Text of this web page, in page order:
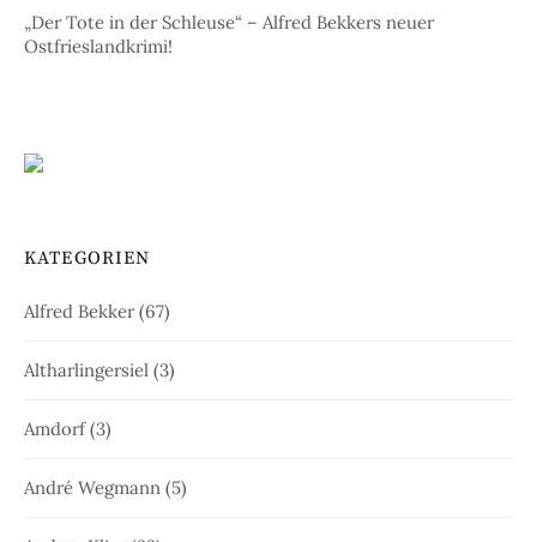
„Der Tote in der Schleuse“ – Alfred Bekkers neuer
Ostfrieslandkrimi!
KATEGORIEN
Alfred Bekker(67)
Altharlingersiel (3)
Amdorf(3)
André Wegmann (5)